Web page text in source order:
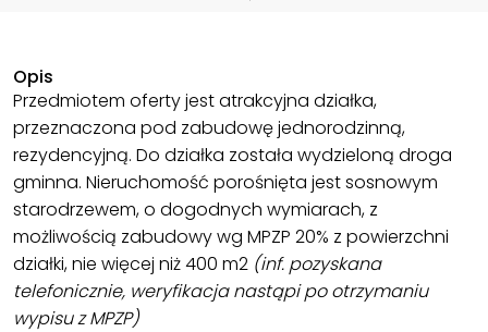
Opis
Przedmiotem oferty jest atrakcyjna działka,
przeznaczona pod zabudowę jednorodzinną,
rezydencyjną. Do działka została wydzieloną droga
gminna. Nieruchomość porośnięta jest sosnowym
starodrzewem, o dogodnych wymiarach, z
możliwością zabudowy wg MPZP 20% z powierzchni
działki, nie więcej niż 400 m2 (inf. pozyskana
telefonicznie, weryfikacja nastąpi po otrzymaniu
wypisu z MPZP)